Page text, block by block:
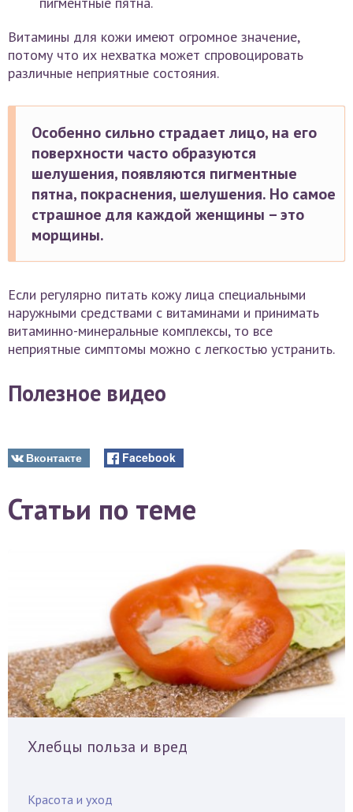
Витамины для кожи имеют огромное значение,
потому что их нехватка может спровоцировать
различные неприятные состояния.
Особенно сильно страдает лицо, на его
поверхности часто образуются
шелушения, появляются пигментные
пятна, покраснения, шелушения. Но самое
страшное для каждой женщины – это
морщины.
Если регулярно питать кожу лица специальными
наружными средствами с витаминами и принимать
витаминно-минеральные комплексы, то все
неприятные симптомы можно с легкостью устранить.
Полезное видео
Вконтакте Facebook
Статьи по теме
Хлебцы польза и вред
Красота и уход